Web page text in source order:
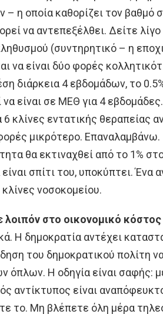
– η οποία καθορίζει τον βαθμό
να αντεπεξέλθει. Δείτε
(συντηρητικό – η
να είναι δύο φορές
διάρκεια 4 εβδομάδων, το
να είναι σε ΜΕΘ για 4
6 κλίνες εντατικής θεραπείας
μικρότερο.
θα εκτιναχθεί από το 1%
σπίτι του, υποκύπτει. Ένα
νοσοκομείου.
στο οικονομικό κόστος
Η δημοκρατία αντέχει
του δημοκρατικού πολίτη
όπλων. Η οδηγία είναι σαφής:
αντίκτυπος είναι
το. Μη βλέπετε όλη μέρα